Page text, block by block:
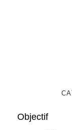
Objectif